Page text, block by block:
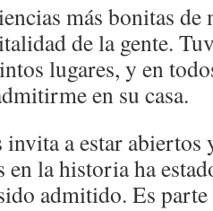
más bonitas
de la gente.
lugares, y en
en su casa.
a estar abiertos
en la historia ha
admitido. Es